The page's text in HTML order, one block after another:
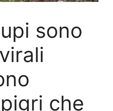
sono
che